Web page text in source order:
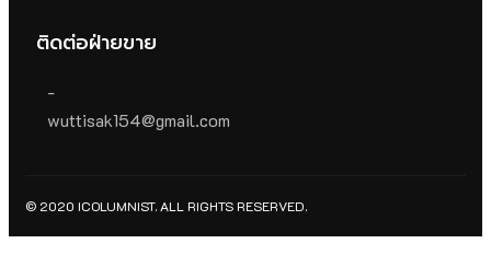
ติดต่อฝ่ายขาย
-
wuttisak154@gmail.com
© 2020 ICOLUMNIST. ALL RIGHTS RESERVED.